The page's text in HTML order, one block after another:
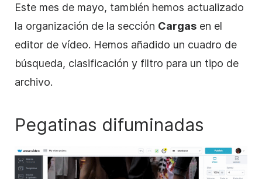
Este mes de mayo, también hemos actualizado
la organización de la sección Cargas en el
editor de vídeo. Hemos añadido un cuadro de
búsqueda, clasificación y filtro para un tipo de
archivo.
Pegatinas difuminadas